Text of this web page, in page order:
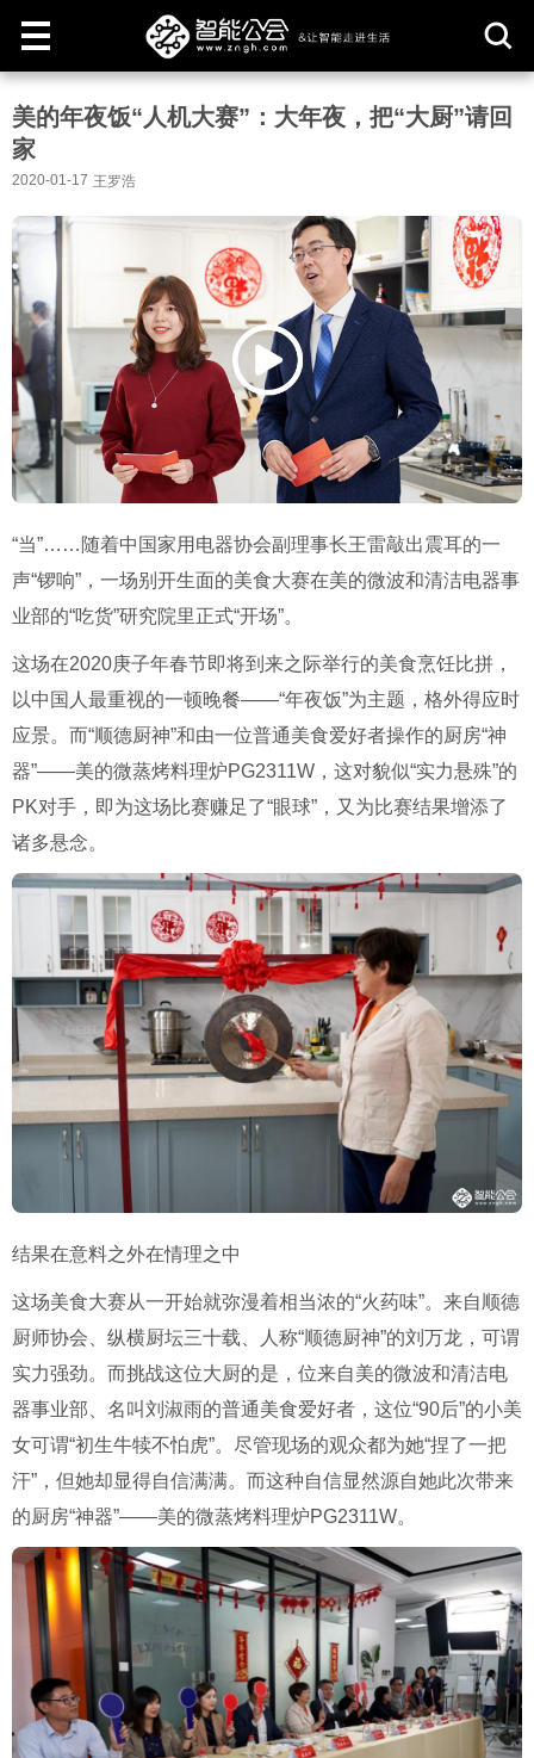
取
美的年夜饭“人机大赛”：大年夜，把“大厨”请回
家
2020-01-17 王罗浩
“当”……随着中国家用电器协会副理事长王雷敲出震耳的一
声“锣响”，一场别开生面的美食大赛在美的微波和清洁电器事
业部的“吃货”研究院里正式“开场”。
这场在2020庚子年春节即将到来之际举行的美食烹饪比拼，
以中国人最重视的一顿晚餐——“年夜饭”为主题，格外得应时
应景。而“顺德厨神”和由一位普通美食爱好者操作的厨房“神
器”——美的微蒸烤料理炉PG2311W，这对貌似“实力悬殊”的
PK对手，即为这场比赛赚足了“眼球”，又为比赛结果增添了
诸多悬念。
结果在意料之外在情理之中
这场美食大赛从一开始就弥漫着相当浓的“火药味”。来自顺德
厨师协会、纵横厨坛三十载、人称“顺德厨神”的刘万龙，可谓
实力强劲。而挑战这位大厨的是，位来自美的微波和清洁电
器事业部、名叫刘淑雨的普通美食爱好者，这位“90后”的小美
女可谓“初生牛犊不怕虎”。尽管现场的观众都为她“捏了一把
汗”，但她却显得自信满满。而这种自信显然源自她此次带来
的厨房“神器”——美的微蒸烤料理炉PG2311W。